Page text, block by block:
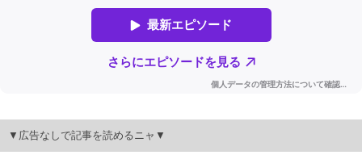
▼広告なしで記事を読めるニャ▼